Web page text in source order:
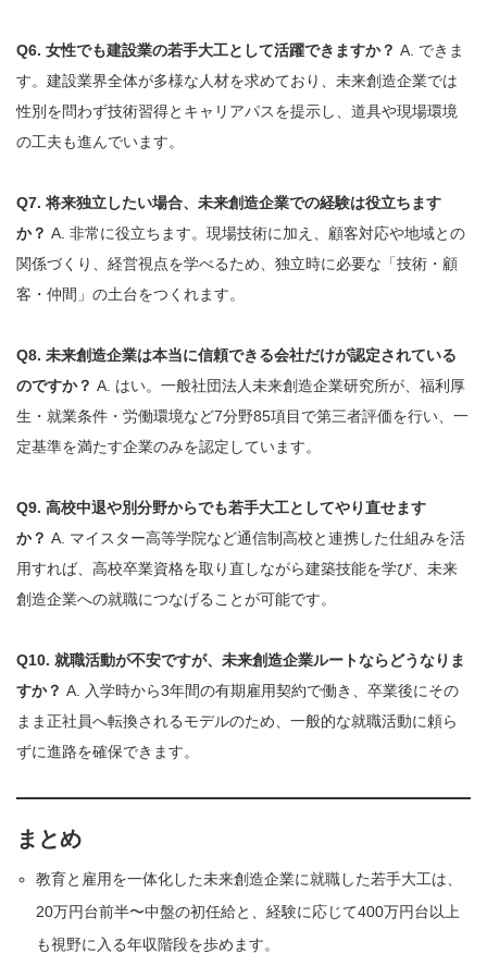
Q6. 女性でも建設業の若手大工として活躍できますか？ A. できま
す。建設業界全体が多様な人材を求めており、未来創造企業では
性別を問わず技術習得とキャリアパスを提示し、道具や現場環境
の工夫も進んでいます。
Q7. 将来独立したい場合、未来創造企業での経験は役立ちます
か？ A. 非常に役立ちます。現場技術に加え、顧客対応や地域との
関係づくり、経営視点を学べるため、独立時に必要な「技術・顧
客・仲間」の土台をつくれます。
Q8. 未来創造企業は本当に信頼できる会社だけが認定されている
のですか？ A. はい。一般社団法人未来創造企業研究所が、福利厚
生・就業条件・労働環境など7分野85項目で第三者評価を行い、一
定基準を満たす企業のみを認定しています。
Q9. 高校中退や別分野からでも若手大工としてやり直せます
か？ A. マイスター高等学院など通信制高校と連携した仕組みを活
用すれば、高校卒業資格を取り直しながら建築技能を学び、未来
創造企業への就職につなげることが可能です。
Q10. 就職活動が不安ですが、未来創造企業ルートならどうなりま
すか？ A. 入学時から3年間の有期雇用契約で働き、卒業後にその
まま正社員へ転換されるモデルのため、一般的な就職活動に頼ら
ずに進路を確保できます。
まとめ
教育と雇用を一体化した未来創造企業に就職した若手大工は、
20万円台前半〜中盤の初任給と、経験に応じて400万円台以上
も視野に入る年収階段を歩めます。